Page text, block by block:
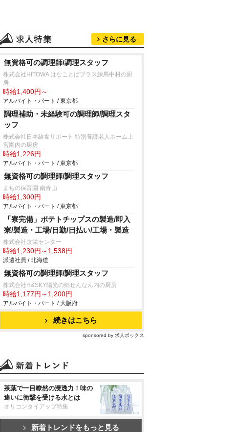
さらに見る
無資格可の調理師/調理スタッフ
株式会社HITOWA はなことばプラス練馬中村の厨
房
時給1,400円～
アルバイト・パート / 東京都
調理補助・未経験可の調理師/調理スタ
ッフ
株式会社日本給食サポート 特別養護老人ホーム上
宮園内の厨房
時給1,226円
アルバイト・パート / 東京都
無資格可の調理師/調理スタッフ
まちの保育園 南青山
時給1,300円
アルバイト・パート / 東京都
「寮完備」ポテトチップスの製造/即入
寮/製造・工場/日勤/日払い/工場・製造
株式会社京栄センター
時給1,230円～1,538円
派遣社員 / 北海道
無資格可の調理師/調理スタッフ
株式会社H&SKY陽光の郷せんなん内の厨房
時給1,177円～1,200円
アルバイト・パート / 大阪府
続きはこちら
sponsored by 求人ボックス
茶葉で一目瞭然の浸透力！味の
違いに衝撃を受ける水とは
オリコンタイアップ特集
新着トレンドをもっと見る